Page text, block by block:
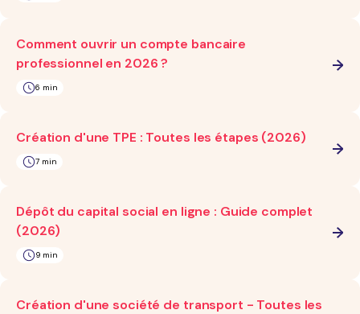
Comment ouvrir un compte bancaire
professionnel en 2026 ?
6 min
Création d'une TPE : Toutes les étapes (2026)
7 min
Dépôt du capital social en ligne : Guide complet
(2026)
9 min
Création d'une société de transport - Toutes les